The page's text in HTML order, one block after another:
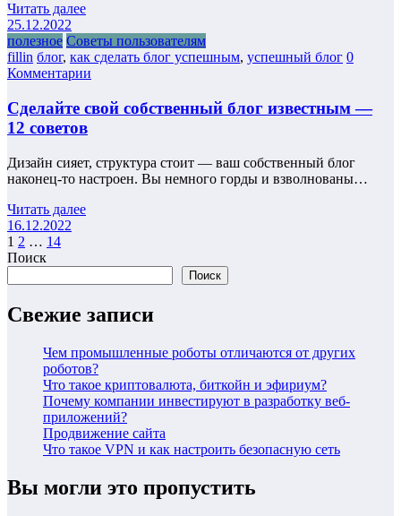
Читать далее
25.12.2022
полезное Советы пользователям
fillin блог, как сделать блог успешным, успешный блог 0
Комментарии
Сделайте свой собственный блог известным —
12 советов
Дизайн сияет, структура стоит — ваш собственный блог
наконец-то настроен. Вы немного горды и взволнованы…
Читать далее
16.12.2022
Пагинация
записей
1 2 … 14
Поиск
Поиск
Свежие записи
Чем промышленные роботы отличаются от других
роботов?
Что такое криптовалюта, биткойн и эфириум?
Почему компании инвестируют в разработку веб-
приложений?
Продвижение сайта
Что такое VPN и как настроить безопасную сеть
Вы могли это пропустить